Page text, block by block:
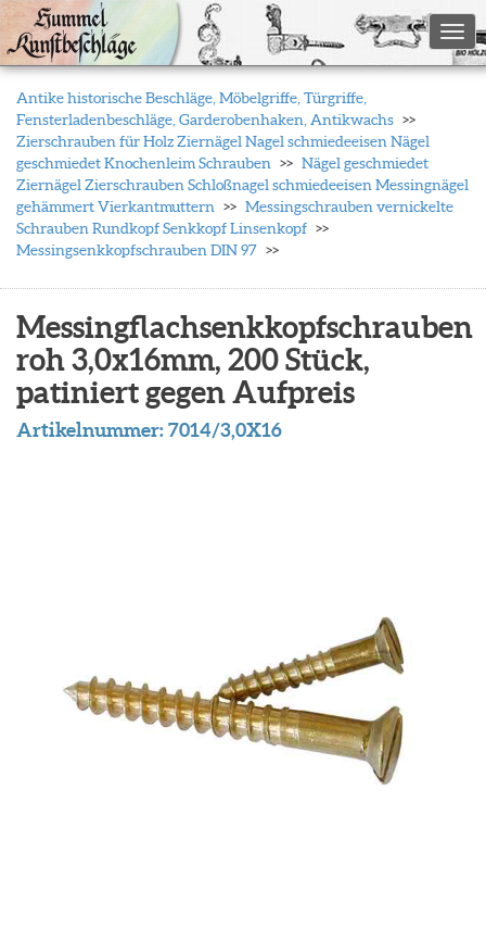
Antike historische Beschläge, Möbelgriffe, Türgriffe,
Fensterladenbeschläge, Garderobenhaken, Antikwachs
Zierschrauben für Holz Ziernägel Nagel schmiedeeisen Nägel
geschmiedet Knochenleim Schrauben
Nägel geschmiedet
Ziernägel Zierschrauben Schloßnagel schmiedeeisen Messingnägel
gehämmert Vierkantmuttern
Messingschrauben vernickelte
Schrauben Rundkopf Senkkopf Linsenkopf
Messingsenkkopfschrauben DIN 97
Messingflachsenkkopfschrauben
roh 3,0x16mm, 200 Stück,
patiniert gegen Aufpreis
Artikelnummer:7014/3,0X16